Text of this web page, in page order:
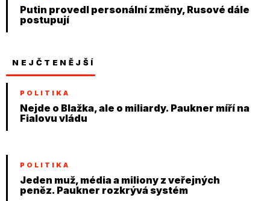
Putin provedl personální změny, Rusové dále
postupují
NEJČTENĚJŠÍ
POLITIKA
Nejde o Blažka, ale o miliardy. Paukner míří na
Fialovu vládu
POLITIKA
Jeden muž, média a miliony z veřejných
peněz. Paukner rozkrývá systém